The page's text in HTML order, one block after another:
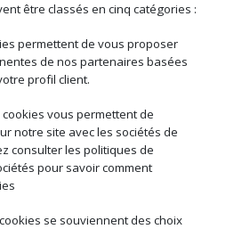
être classés en cinq catégories :
permettent de vous proposer
de nos partenaires basées
profil client.
cookies vous permettent de
notre site avec les sociétés de
consulter les politiques de
pour savoir comment
se souviennent des choix